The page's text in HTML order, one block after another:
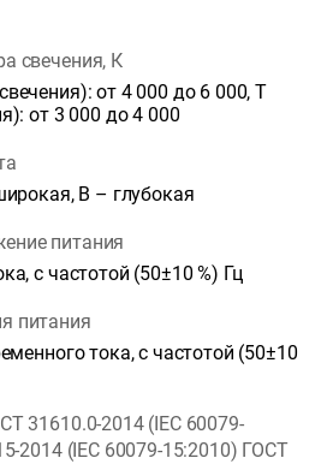
свечения, К
от 4 000 до 6 000, Т
от 3 000 до 4 000
В – глубокая
питания
с частотой (50±10 %) Гц
питания
тока, с частотой (50±10
31610.0-2014 (IEC 60079-
2014 (IEC 60079-15:2010) ГОСТ